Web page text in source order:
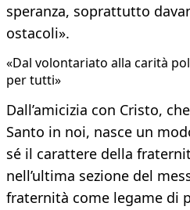
speranza, soprattutto
ostacoli».
«Dal volontariato alla carità
per tutti»
Dall’amicizia con Cristo,
Santo in noi, nasce un
sé il carattere della
nell’ultima sezione del
fraternità come legame di